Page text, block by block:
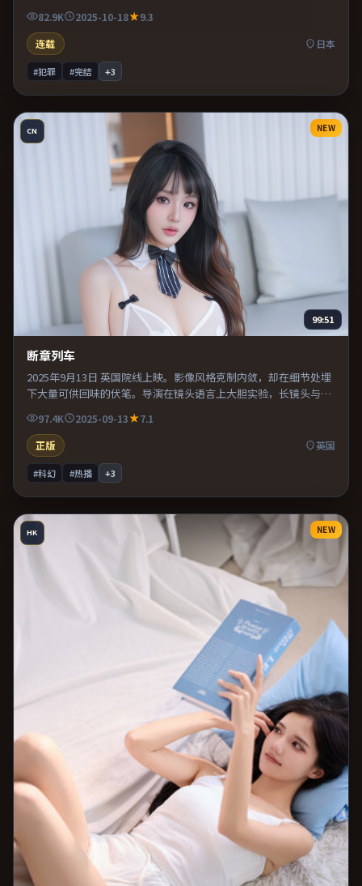
浸其中。适合喜欢现实主义题材的观众，情绪后劲较足。
82.9K 2025-10-18
9.3
连载
日本
#犯罪 #完结 +3
CN NEW
99:51
断章列车
2025年9月13日 英国院线上映。影像风格克制内敛，却在细节处埋
下大量可供回味的伏笔。导演在镜头语言上大胆实验，长镜头与特
写交替强化压迫感。整体完成度较高，适合周末一口气看完。
97.4K 2025-09-13
7.1
正版
英国
#科幻 #热播 +3
HK NEW